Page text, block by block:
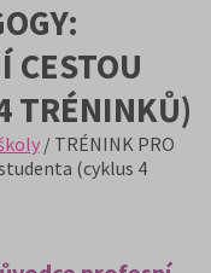
CESTOU
TRÉNINKŮ)
/ TRÉNINK PRO
(cyklus 4